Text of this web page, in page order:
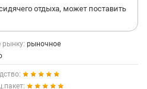
отдыха, может поставить
рынку: рыночное